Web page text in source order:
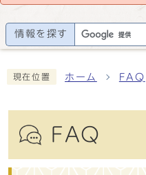
情報を探す
現在位置 ホーム FAQ
FAQ